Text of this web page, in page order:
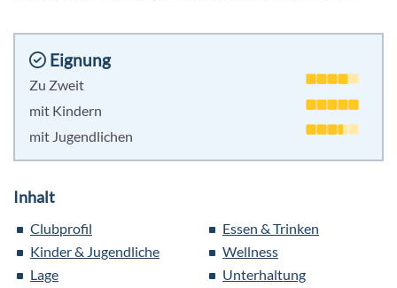
Inhalt
Clubprofil
Kinder & Jugendliche
Lage
Essen & Trinken
Wellness
Unterhaltung
Eignung
Zu Zweit
mit Kindern
mit Jugendlichen